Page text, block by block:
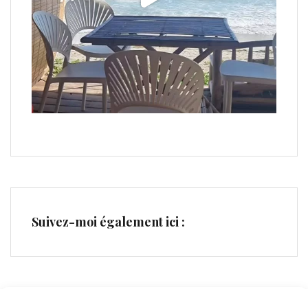
Suivez-moi également ici :